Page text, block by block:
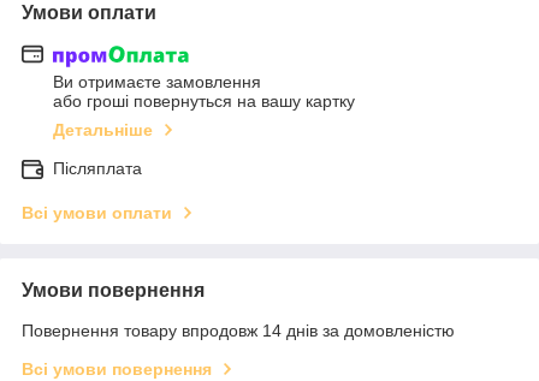
Умови оплати
Ви отримаєте замовлення
або гроші повернуться на вашу картку
Детальніше
Післяплата
Всі умови оплати
Умови повернення
Повернення товару впродовж 14 днів за домовленістю
Всі умови повернення